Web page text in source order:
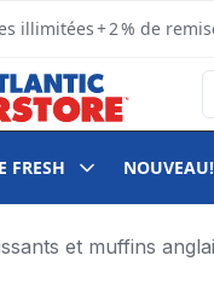
illimitées + 2 % de
FRESH NOUVEAU!
du contenu
et muffins